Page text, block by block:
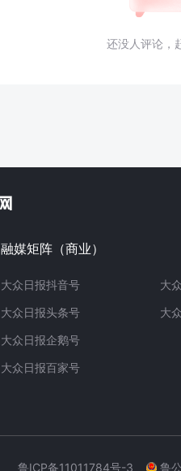
还没人评论，
融媒矩阵（商业）
大众日报抖音号
大众日报头条号
大众日报企鹅号
大众日报百家号
大
大
鲁ICP备11011784号-3 鲁